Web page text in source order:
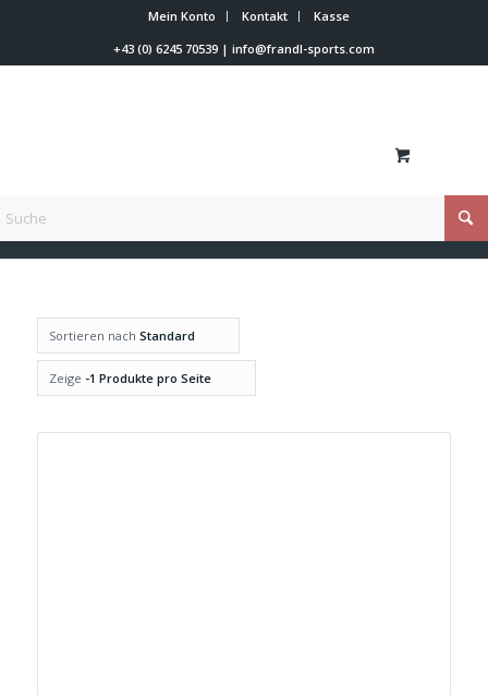
Mein Konto Kontakt
Kasse
+43 (0) 6245 70539| info@frandl-sports.com
Du bist hier:
Sortieren nach Standard
Zeige -1 Produkte pro Seite